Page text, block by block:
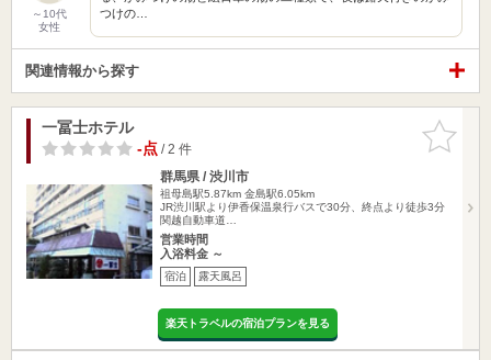
～10代
女性
つけの…
関連情報から探す
お気に入
りに追加
一冨士ホテル
-点/ 2 件
群馬県 / 渋川市
祖母島駅5.87km 金島駅6.05km
JR渋川駅より伊香保温泉行バスで30分、終点より徒歩3分
関越自動車道…
営業時間
入浴料金 ～
宿泊 露天風呂
楽天トラベルの宿泊プランを見る